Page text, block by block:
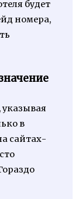
будет
номера,
в
сайтах-